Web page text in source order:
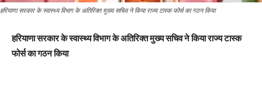
हरियाणा सरकार के स्वास्थ्य विभाग के अतिरिक्त मुख्य सचिव ने किया राज्य टास्क फोर्स का गठन किया
हरियाणा सरकार के स्वास्थ्य विभाग के अतिरिक्त मुख्य सचिव ने किया राज्य टास्क
फोर्स का गठन किया